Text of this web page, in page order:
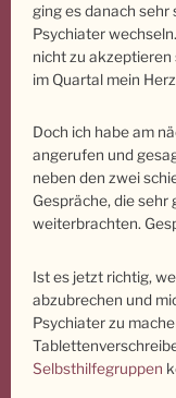
ging es danach sehr
Psychiater
nicht zu akzeptieren
im Quartal mein
Doch ich habe am
angerufen und
neben den zwei
Gespräche, die sehr
weiterbrachten.
Ist es jetzt richtig,
abzubrechen und
Psychiater zu
Selbsthilfegruppen